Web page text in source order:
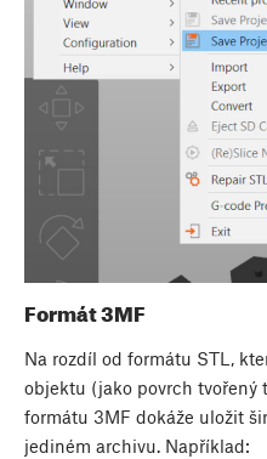
Formát 3MF
Na rozdíl od formátu STL,
objektu (jako povrch tvořený
formátu 3MF dokáže uložit
jediném archivu. Například: